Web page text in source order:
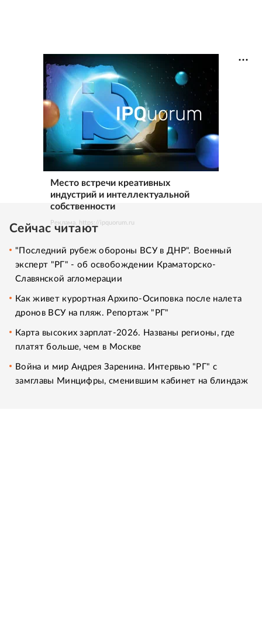
Место встречи креативных
индустрий и интеллектуальной
собственности
Реклама. https://ipquorum.ru
Сейчас читают
"Последний рубеж обороны ВСУ в ДНР". Военный
эксперт "РГ" - об освобождении Краматорско-
Славянской агломерации
Как живет курортная Архипо-Осиповка после налета
дронов ВСУ на пляж. Репортаж "РГ"
Карта высоких зарплат-2026. Названы регионы, где
платят больше, чем в Москве
Война и мир Андрея Заренина. Интервью "РГ" с
замглавы Минцифры, сменившим кабинет на блиндаж